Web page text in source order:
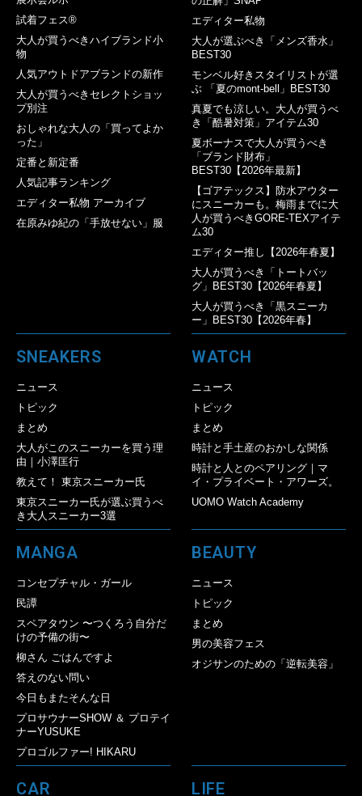
試着フェス®︎
大人が買うべきハイブランド小
物
人気アウトドアブランドの新作
大人が買うべきセレクトショッ
プ別注
おしゃれな大人の「買ってよか
った」
定番と新定番
人気記事ランキング
エディター私物 アーカイブ
在原みゆ紀の「手放せない」服
エディター私物
大人が選ぶべき「メンズ香水」
BEST30
モンベル好きスタイリストが選
ぶ 「夏のmont-bell」BEST30
真夏でも涼しい。大人が買うべ
き「酷暑対策」アイテム30
夏ボーナスで大人が買うべき
「ブランド財布」
BEST30【2026年最新】
【ゴアテックス】防水アウター
にスニーカーも。梅雨までに大
人が買うべきGORE-TEXアイテ
ム30
エディター推し【2026年春夏】
大人が買うべき「トートバッ
グ」BEST30【2026年春夏】
大人が買うべき「黒スニーカ
ー」BEST30【2026年春】
SNEAKERS
ニュース
トピック
まとめ
大人がこのスニーカーを買う理
由｜小澤匡行
教えて！ 東京スニーカー氏
東京スニーカー氏が選ぶ買うべ
き大人スニーカー3選
WATCH
ニュース
トピック
まとめ
時計と手土産のおかしな関係
時計と人とのペアリング｜マ
イ・プライベート・アワーズ。
UOMO Watch Academy
MANGA
コンセプチャル・ガール
民譚
スペアタウン 〜つくろう自分だ
けの予備の街〜
柳さん ごはんですよ
答えのない問い
今日もまたそんな日
プロサウナーSHOW ＆ プロテイ
ナーYUSUKE
プロゴルファー! HIKARU
BEAUTY
ニュース
トピック
まとめ
男の美容フェス
オジサンのための「逆転美容」
CAR LIFE